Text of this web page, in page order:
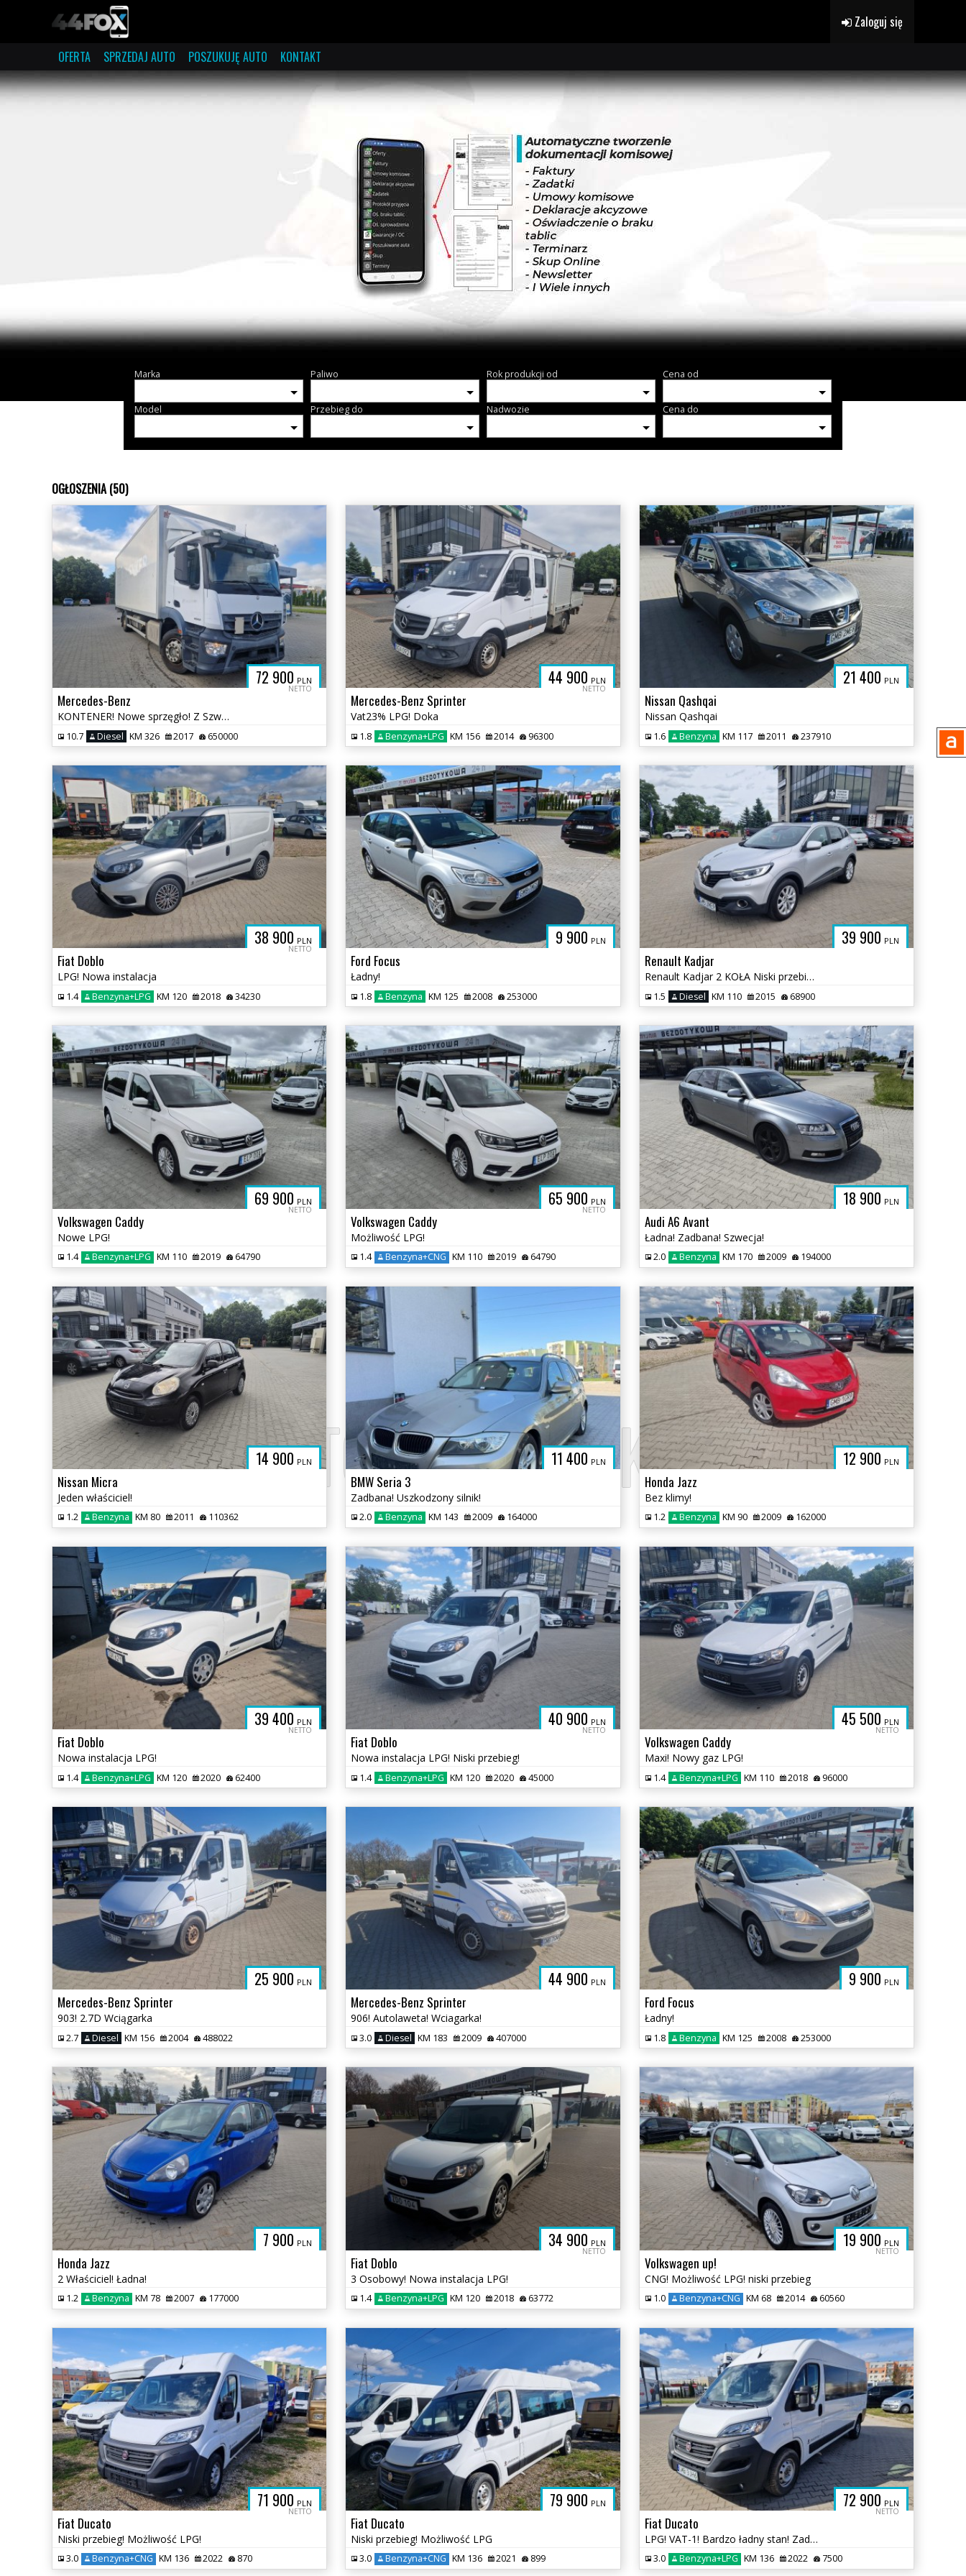
Zaloguj się
OFERTA SPRZEDAJ AUTO POSZUKUJĘ AUTO KONTAKT
Marka Paliwo Rok produkcji od Cena od
Model Przebieg do Nadwozie Cena do
OGŁOSZENIA (50)
72 900 PLN
NETTO
Mercedes-Benz
KONTENER! Nowe sprzęgło! Z Szwecji!
10.7 Diesel KM 326 2017 650000
44 900 PLN
NETTO
Mercedes-Benz Sprinter
Vat23% LPG! Doka
1.8 Benzyna+LPG KM 156 2014 96300
21 400 PLN
Nissan Qashqai
Nissan Qashqai
1.6 Benzyna KM 117 2011 237910
38 900 PLN
NETTO
Fiat Doblo
LPG! Nowa instalacja
1.4 Benzyna+LPG KM 120 2018 34230
9 900 PLN
Ford Focus
Ładny!
1.8 Benzyna KM 125 2008 253000
39 900 PLN
Renault Kadjar
Renault Kadjar 2 KOŁA Niski przebieg! Zadbnay!
1.5 Diesel KM 110 2015 68900
69 900 PLN
NETTO
Volkswagen Caddy
Nowe LPG!
1.4 Benzyna+LPG KM 110 2019 64790
65 900 PLN
NETTO
Volkswagen Caddy
Możliwość LPG!
1.4 Benzyna+CNG KM 110 2019 64790
18 900 PLN
Audi A6 Avant
Ładna! Zadbana! Szwecja!
2.0 Benzyna KM 170 2009 194000
14 900 PLN
Nissan Micra
Jeden właściciel!
1.2 Benzyna KM 80 2011 110362
11 400 PLN
BMW Seria 3
Zadbana! Uszkodzony silnik!
2.0 Benzyna KM 143 2009 164000
12 900 PLN
Honda Jazz
Bez klimy!
1.2 Benzyna KM 90 2009 162000
39 400 PLN
NETTO
Fiat Doblo
Nowa instalacja LPG!
1.4 Benzyna+LPG KM 120 2020 62400
40 900 PLN
NETTO
Fiat Doblo
Nowa instalacja LPG! Niski przebieg!
1.4 Benzyna+LPG KM 120 2020 45000
45 500 PLN
NETTO
Volkswagen Caddy
Maxi! Nowy gaz LPG!
1.4 Benzyna+LPG KM 110 2018 96000
25 900 PLN
Mercedes-Benz Sprinter
903! 2.7D Wciągarka
2.7 Diesel KM 156 2004 488022
44 900 PLN
Mercedes-Benz Sprinter
906! Autolaweta! Wciagarka!
3.0 Diesel KM 183 2009 407000
9 900 PLN
Ford Focus
Ładny!
1.8 Benzyna KM 125 2008 253000
7 900 PLN
Honda Jazz
2 Właściciel! Ładna!
1.2 Benzyna KM 78 2007 177000
34 900 PLN
NETTO
Fiat Doblo
3 Osobowy! Nowa instalacja LPG!
1.4 Benzyna+LPG KM 120 2018 63772
19 900 PLN
NETTO
Volkswagen up!
CNG! Możliwość LPG! niski przebieg
1.0 Benzyna+CNG KM 68 2014 60560
71 900 PLN
NETTO
Fiat Ducato
Niski przebieg! Możliwość LPG!
3.0 Benzyna+CNG KM 136 2022 870
79 900 PLN
Fiat Ducato
Niski przebieg! Możliwość LPG
3.0 Benzyna+CNG KM 136 2021 899
72 900 PLN
NETTO
Fiat Ducato
LPG! VAT-1! Bardzo ładny stan! Zadbane!
3.0 Benzyna+LPG KM 136 2022 7500
AUTO-CZERMAK.PL